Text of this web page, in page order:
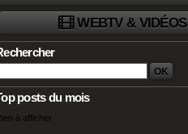
WEBTV & VIDÉOS
posts du mois
à afficher